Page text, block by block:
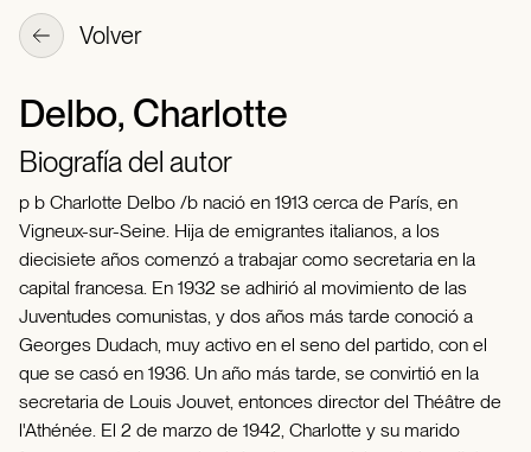
Volver
Delbo, Charlotte
Biografía del autor
p b Charlotte Delbo /b nació en 1913 cerca de París, en
Vigneux-sur-Seine. Hija de emigrantes italianos, a los
diecisiete años comenzó a trabajar como secretaria en la
capital francesa. En 1932 se adhirió al movimiento de las
Juventudes comunistas, y dos años más tarde conoció a
Georges Dudach, muy activo en el seno del partido, con el
que se casó en 1936. Un año más tarde, se convirtió en la
secretaria de Louis Jouvet, entonces director del Théâtre de
l'Athénée. El 2 de marzo de 1942, Charlotte y su marido